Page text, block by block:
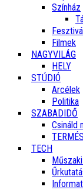
Színház
Filmek
NAGYVILÁG
HELY
STÚDIÓ
Arcélek
Politika
SZABADIDŐ
Csináld
TECH